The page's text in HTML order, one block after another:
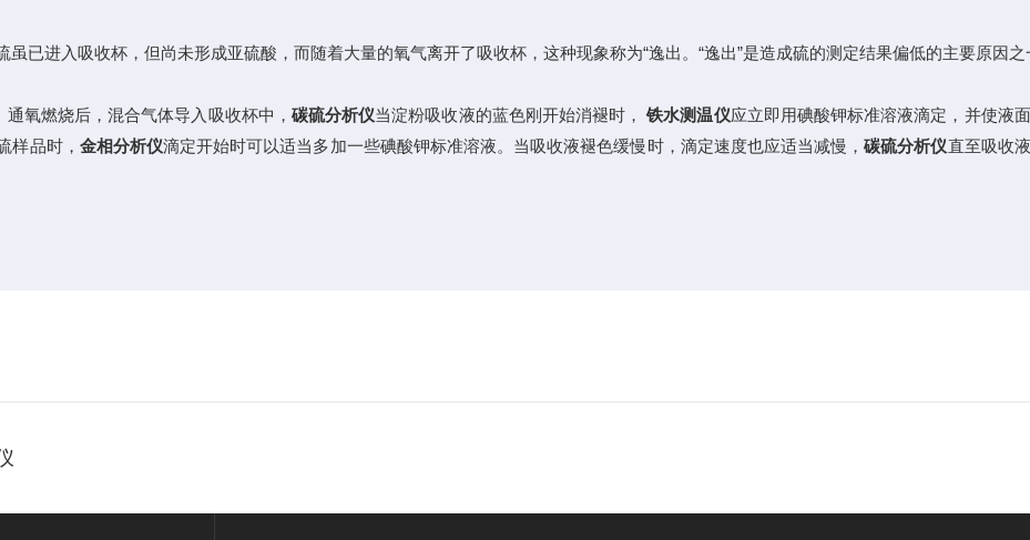
虽已进入吸收杯，但尚未形成亚硫酸，而随着大量的氧气离开了吸收杯，这种现象称为“逸出。“逸出”是造成硫的测定结果偏低的主要原因之
氧燃烧后，混合气体导入吸收杯中， 碳硫分析仪当淀粉吸收液的蓝色刚开始消褪时，铁水测温仪应立即用碘酸钾标准溶液滴定，并使液
样品时， 金相分析仪滴定开始时可以适当多加一些碘酸钾标准溶液。当吸收液褪色缓慢时，滴定速度也应适当减慢，碳硫分析仪直至吸收